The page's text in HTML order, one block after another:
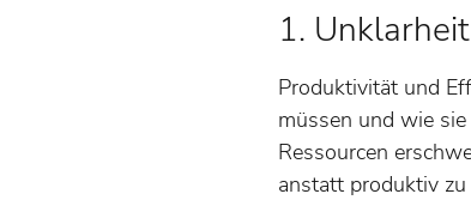
1. Unklarheit
Produktivität und
müssen und wie
Ressourcen
anstatt produktiv zu